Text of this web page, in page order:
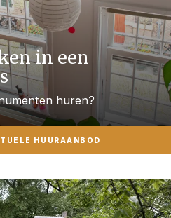
in een
huren?
HUURAANBOD